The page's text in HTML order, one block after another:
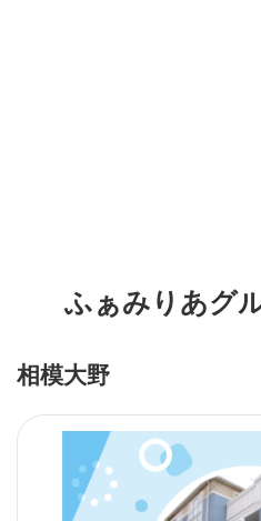
ふぁみりあグ
相模大野